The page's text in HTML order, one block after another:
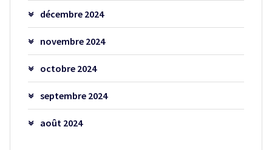
décembre 2024
novembre 2024
octobre 2024
septembre 2024
août 2024